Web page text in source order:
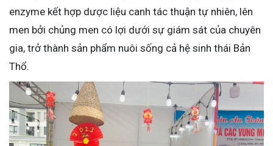
enzyme kết hợp dược liệu canh tác thuận tự nhiên, lên
men bởi chủng men có lợi dưới sự giám sát của chuyên
gia, trở thành sản phẩm nuôi sống cả hệ sinh thái Bản
Thổ.